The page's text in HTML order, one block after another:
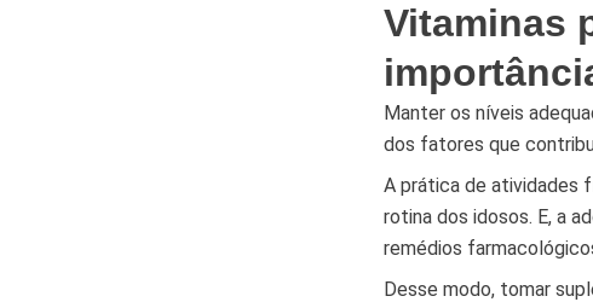
Vitaminas
Manter os níveis
dos fatores que
A prática de atividades
rotina dos idosos. E, a
remédios
Desse modo, tomar